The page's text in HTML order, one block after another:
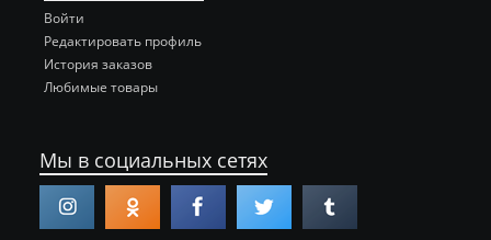
Войти
Редактировать профиль
История заказов
Любимые товары
Мы в социальных сетях